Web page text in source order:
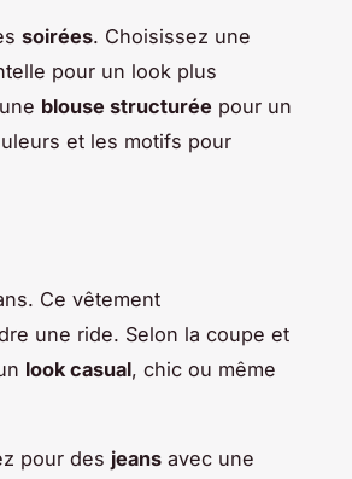
soirées. Choisissez une
pour un look plus
blouse structurée pour un
et les motifs pour
Ce vêtement
une ride. Selon la coupe et
look casual, chic ou même
pour des jeans avec une